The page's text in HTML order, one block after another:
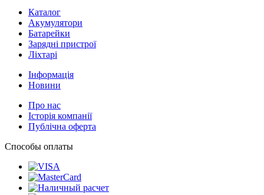
Каталог
Акумулятори
Батарейки
Зарядні пристрої
Ліхтарі
Інформація
Новини
Про нас
Історія компанії
Публічна оферта
Способы оплаты